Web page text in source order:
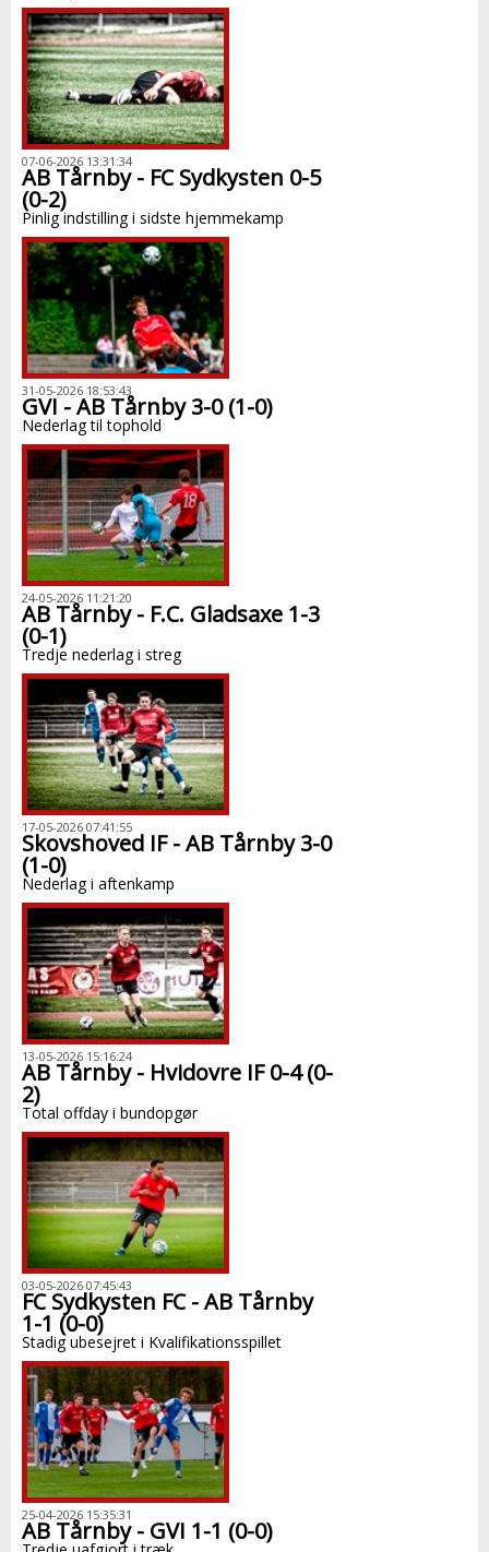
07-06-2026 13:31:34
AB Tårnby - FC Sydkysten 0-5
(0-2)
Pinlig indstilling i sidste hjemmekamp
31-05-2026 18:53:43
GVI - AB Tårnby 3-0 (1-0)
Nederlag til tophold
24-05-2026 11:21:20
AB Tårnby - F.C. Gladsaxe 1-3
(0-1)
Tredje nederlag i streg
17-05-2026 07:41:55
Skovshoved IF - AB Tårnby 3-0
(1-0)
Nederlag i aftenkamp
13-05-2026 15:16:24
AB Tårnby - Hvidovre IF 0-4 (0-
2)
Total offday i bundopgør
03-05-2026 07:45:43
FC Sydkysten FC - AB Tårnby
1-1 (0-0)
Stadig ubesejret i Kvalifikationsspillet
25-04-2026 15:35:31
AB Tårnby - GVI 1-1 (0-0)